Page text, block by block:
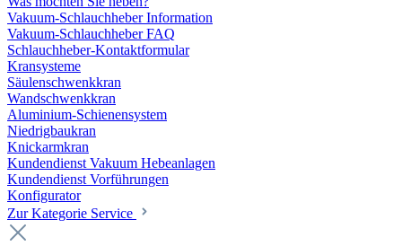
Vakuum-Schlauchheber Information
Vakuum-Schlauchheber FAQ
Schlauchheber-Kontaktformular
Kransysteme
Säulenschwenkkran
Wandschwenkkran
Aluminium-Schienensystem
Niedrigbaukran
Knickarmkran
Kundendienst Vakuum Hebeanlagen
Kundendienst Vorführungen
Konfigurator
Zur Kategorie Service